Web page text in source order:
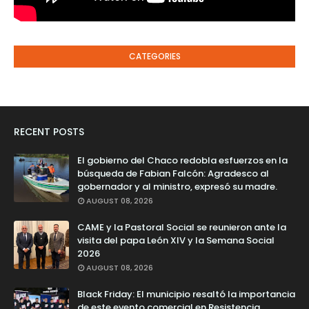
CATEGORIES
RECENT POSTS
El gobierno del Chaco redobla esfuerzos en la
búsqueda de Fabian Falcón: Agradesco al
gobernador y al ministro, expresó su madre.
AUGUST 08, 2026
CAME y la Pastoral Social se reunieron ante la
visita del papa León XIV y la Semana Social
2026
AUGUST 08, 2026
Black Friday: El municipio resaltó la importancia